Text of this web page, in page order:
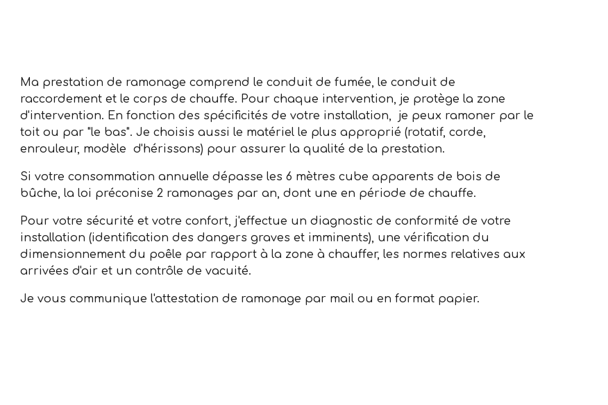
Ma prestation de ramonage comprend le conduit de fumée, le conduit de
raccordement et le corps de chauffe. Pour chaque intervention, je protège la zone
d'intervention. En fonction des spécificités de votre installation, je peux ramoner par le
toit ou par "le bas". Je choisis aussi le matériel le plus approprié (rotatif, corde,
enrouleur, modèle d'hérissons) pour assurer la qualité de la prestation.
Si votre consommation annuelle dépasse les 6 mètres cube apparents de bois de
bûche, la loi préconise 2 ramonages par an, dont une en période de chauffe.
Pour votre sécurité et votre confort, j'effectue un diagnostic de conformité de votre
installation(identification des dangers graves et imminents), une vérification du
dimensionnement du poêle par rapport à la zone à chauffer, les normes relatives aux
arrivées d'air et un contrôle de vacuité.
Je vous communique l'attestation de ramonage par mail ou en format papier.